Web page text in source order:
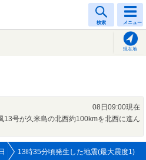
検索 メニュー
現在地
08日09:00現在
13号が久米島の北西約100kmを北西に進ん
13時35分頃発生した地震(最大震度1)